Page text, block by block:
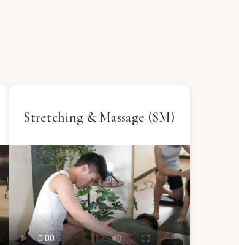
Stretching & Massage (SM)